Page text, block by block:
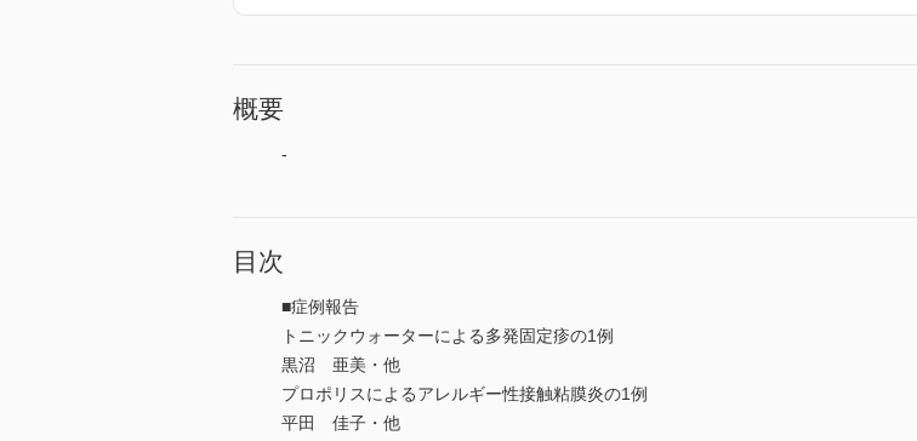
概要
-
目次
■症例報告
トニックウォーターによる多発固定疹の1例
黒沼 亜美・他
プロポリスによるアレルギー性接触粘膜炎の1例
平田 佳子・他